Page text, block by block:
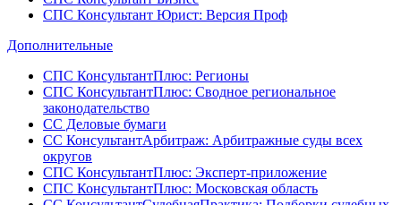
СПС Консультант Юрист: Версия Проф
Дополнительные
СПС КонсультантПлюс: Регионы
СПС КонсультантПлюс: Сводное региональное
законодательство
СС Деловые бумаги
СС КонсультантАрбитраж: Арбитражные суды всех
округов
СПС КонсультантПлюс: Эксперт-приложение
СПС КонсультантПлюс: Московская область